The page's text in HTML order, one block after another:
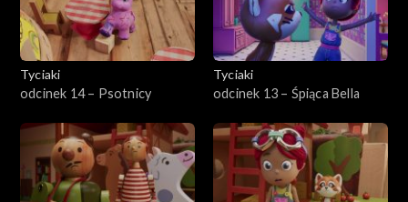
Tyciaki
odcinek 14 – Psotnicy
Tyciaki
odcinek 13 – Śpiąca Bella